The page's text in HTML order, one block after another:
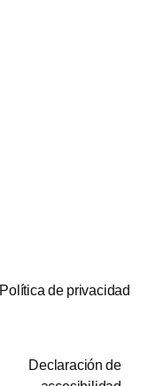
Política de privacidad
Declaración de